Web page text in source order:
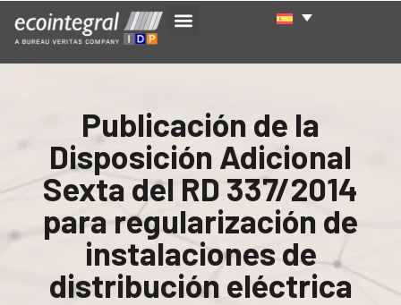
Publicación de la
Disposición Adicional
Sexta del RD 337/2014
para regularización de
instalaciones de
distribución eléctrica